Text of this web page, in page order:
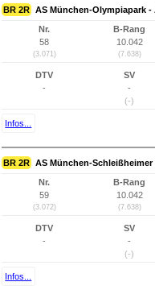
BR 2R AS München-Olympiapark
Nr.
58
(3.071)
B-Rang
10.042
(7.638)
DTV
-
SV
-
(-)
Infos...
BR 2R AS München-
Nr.
59
(3.072)
B-Rang
10.042
(7.638)
DTV
-
SV
-
(-)
Infos...